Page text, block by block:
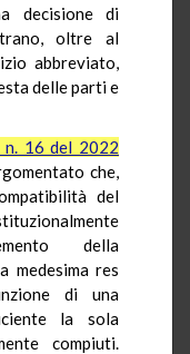
decisione di
oltre al
abbreviato,
delle parti e
n. 16 del 2022
che,
del
della
medesima res
di una
la sola
compiuti.